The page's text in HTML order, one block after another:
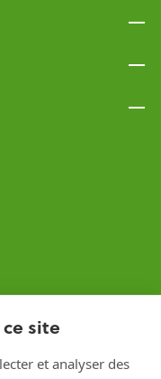
site
et analyser des